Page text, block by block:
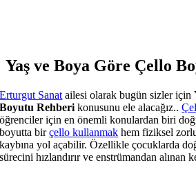
Yaş ve Boya Göre Çello
Erturgut Sanat ailesi olarak bugün sizler için
Boyutu Rehberi konusunu ele alacağız..
öğrenciler için en önemli konulardan biri
boyutta birçello kullanmak hem fiziksel
kaybına yol açabilir. Özellikle çocuklarda
sürecini hızlandırır ve enstrümandan alınan